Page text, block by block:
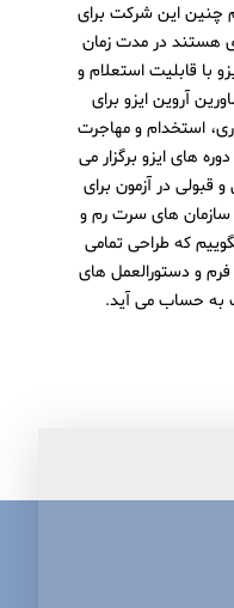
چنین این شرکت برای
هستند در مدت زمان
ایزو با قابلیت استعلام و
آروین ایزو برای
استخدام و مهاجرت
های ایزو برگزار می
قبولی در آزمون برای
سازمان های سرت رم و
که طراحی تمامی
و دستورالعمل های
به حساب می آید.